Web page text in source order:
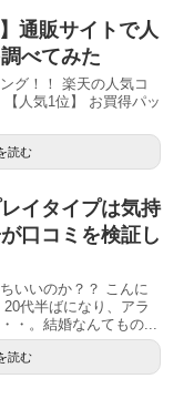
通販サイトで人
べてみた
グ！！ 楽天の人気コ
人気1位】 お買得パッ
読む
イタイプは気持
口コミを検証し
いいのか？？ こんに
代半ばになり、アラ
・。結婚なんてもの...
読む